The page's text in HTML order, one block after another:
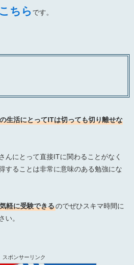
こちら です。
生活にとってITは切っても切り離せな
んにとって直接ITに関わることがなく
することは非常に意味のある勉強にな
軽に受験できるのでぜひスキマ時間に
い。
スポンサーリンク